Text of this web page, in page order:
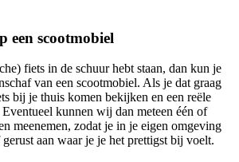
een scootmobiel
fiets in de schuur hebt staan, dan kun je
van een scootmobiel. Als je dat graag
bij je thuis komen bekijken en een reële
kunnen wij dan meteen één of
meenemen, zodat je in je eigen omgeving
aan waar je je het prettigst bij voelt.